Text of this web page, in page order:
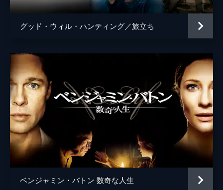
マイケル・ガストン
クレア・ギア
ジェームズ マグナス・ノーラン
タイ・リ・リー
監督 クリストファー・ノーラン
脚本 クリストファー・ノーラン
音楽
製作 エマ・トーマス
クリストファー・ノーラン
グッド・ウィル・ハンティング／旅立ち
ベンジャミン・バトン 数奇な人生